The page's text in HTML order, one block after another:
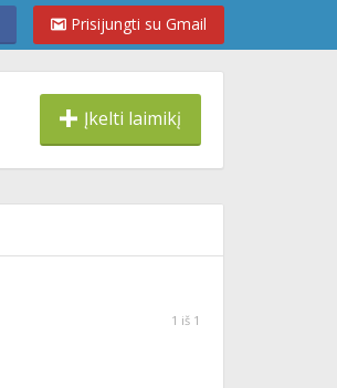
Prisijungti su Gmail
Įkelti laimikį
1 iš 1